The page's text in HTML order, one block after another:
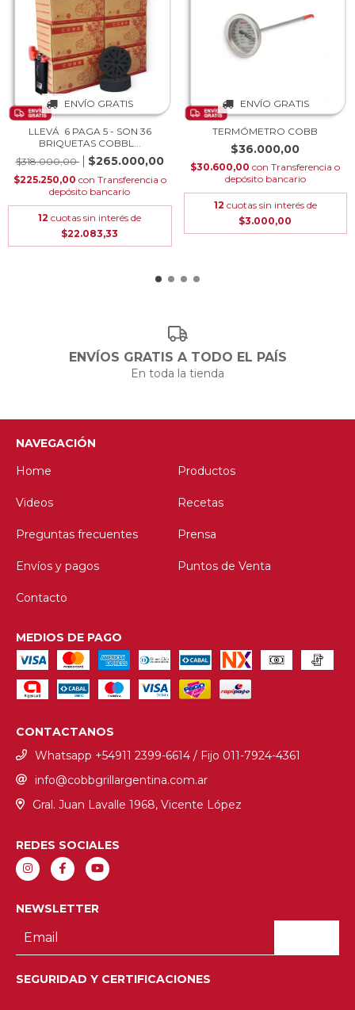
ENVÍO GRATIS
LLEVÁ 6 PAGA 5 - SON 36
BRIQUETAS COBBL...
$318.000,00
$265.000,00
$225.250,00 con Transferencia o
depósito bancario
12 cuotas sin interés de
$22.083,33
ENVÍO GRATIS
TERMÓMETRO COBB
$36.000,00
$30.600,00con Transferencia o
depósito bancario
12 cuotas sin interés de
$3.000,00
ENVÍOS GRATIS A TODO EL PAÍS
En toda la tienda
NAVEGACIÓN
Home
Productos
Videos Recetas
Preguntas frecuentes Prensa
Envíos y pagos Puntos de Venta
Contacto
MEDIOS DE PAGO
CONTACTANOS
Whatsapp +54911 2399-6614 / Fijo ‎011-7924-4361
info@cobbgrillargentina.com.ar
Gral. Juan Lavalle 1968, Vicente López
REDES SOCIALES
NEWSLETTER
SEGURIDAD Y CERTIFICACIONES